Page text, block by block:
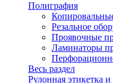
Полиграфия
Резальное
Проявочные
Ламинаторы
Весь раздел
Рулонная этикетка и